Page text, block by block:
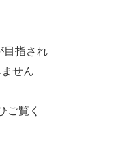
目指され
せん
ご覧く